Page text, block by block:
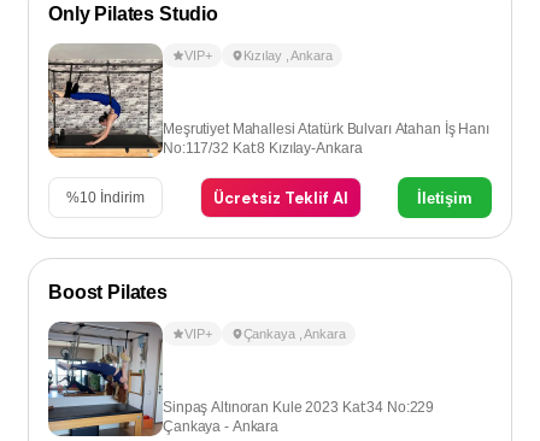
Only Pilates Studio
VIP+ Kızılay ,Ankara
Meşrutiyet Mahallesi Atatürk Bulvarı Atahan İş Hanı
No:117/32 Kat:8 Kızılay-Ankara
%10 İndirim Ücretsiz Teklif Al İletişim
Boost Pilates
VIP+ Çankaya ,Ankara
Sinpaş Altınoran Kule 2023 Kat:34 No:229
Çankaya - Ankara